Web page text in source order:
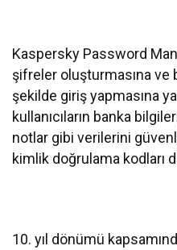
Kaspersky Password
şifreler oluşturmasına ve
şekilde giriş yapmasına
kullanıcıların banka
notlar gibi verilerini
kimlik doğrulama kodları
10. yıl dönümü